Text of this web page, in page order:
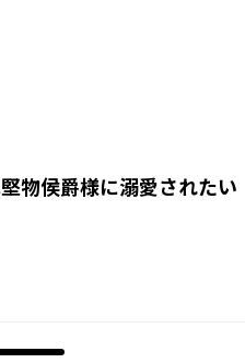
物侯爵様に溺愛されたい